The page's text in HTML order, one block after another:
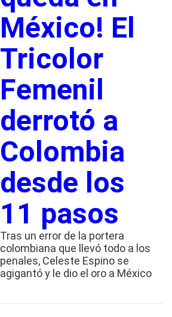
México! El
Tricolor
Femenil
derrotó a
Colombia
desde los
11 pasos
Tras un error de la portera
colombiana que llevó todo a los
penales, Celeste Espino se
agigantó y le dio el oro a México